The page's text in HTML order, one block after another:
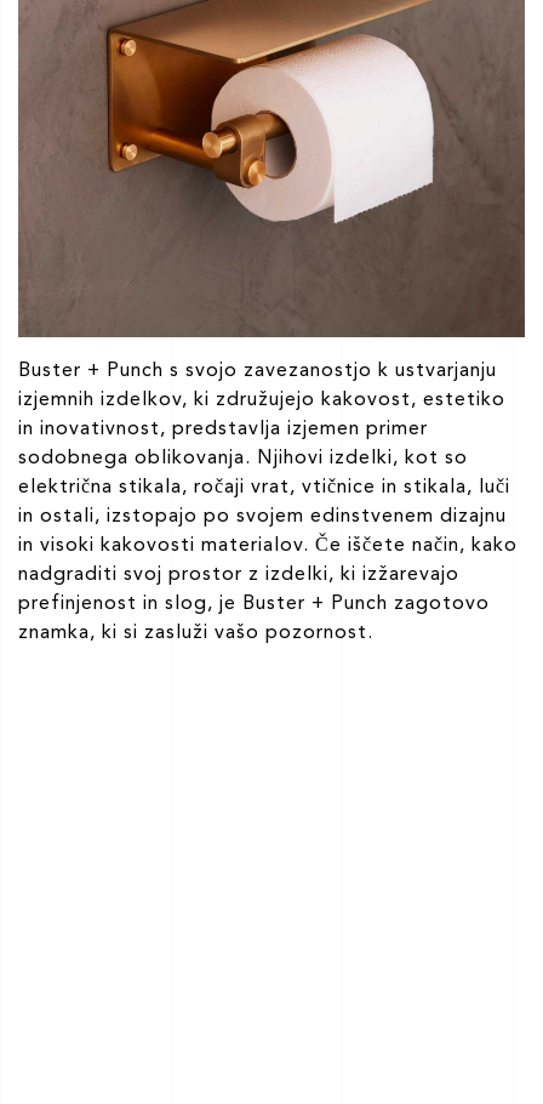
Buster + Punch s svojo zavezanostjo k ustvarjanju
izjemnih izdelkov, ki združujejo kakovost, estetiko
in inovativnost, predstavlja izjemen primer
sodobnega oblikovanja. Njihovi izdelki, kot so
električna stikala, ročaji vrat, vtičnice in stikala, luči
in ostali, izstopajo po svojem edinstvenem dizajnu
in visoki kakovosti materialov. Če iščete način, kako
nadgraditi svoj prostor z izdelki, ki izžarevajo
prefinjenost in slog, je Buster + Punch zagotovo
znamka, ki si zasluži vašo pozornost.